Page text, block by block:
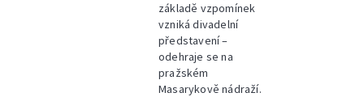
základě vzpomínek
vzniká divadelní
představení –
odehraje se na
pražském
Masarykově nádraží.